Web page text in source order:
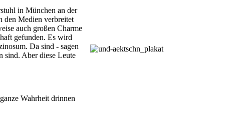
in München an der
den Medien verbreitet
auch großen Charme
gefunden. Es wird
Da sind - sagen
sind. Aber diese Leute
Wahrheit drinnen